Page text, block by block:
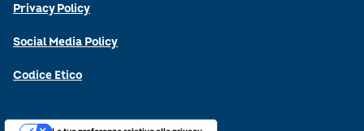
Privacy Policy
Social Media Policy
Codice Etico